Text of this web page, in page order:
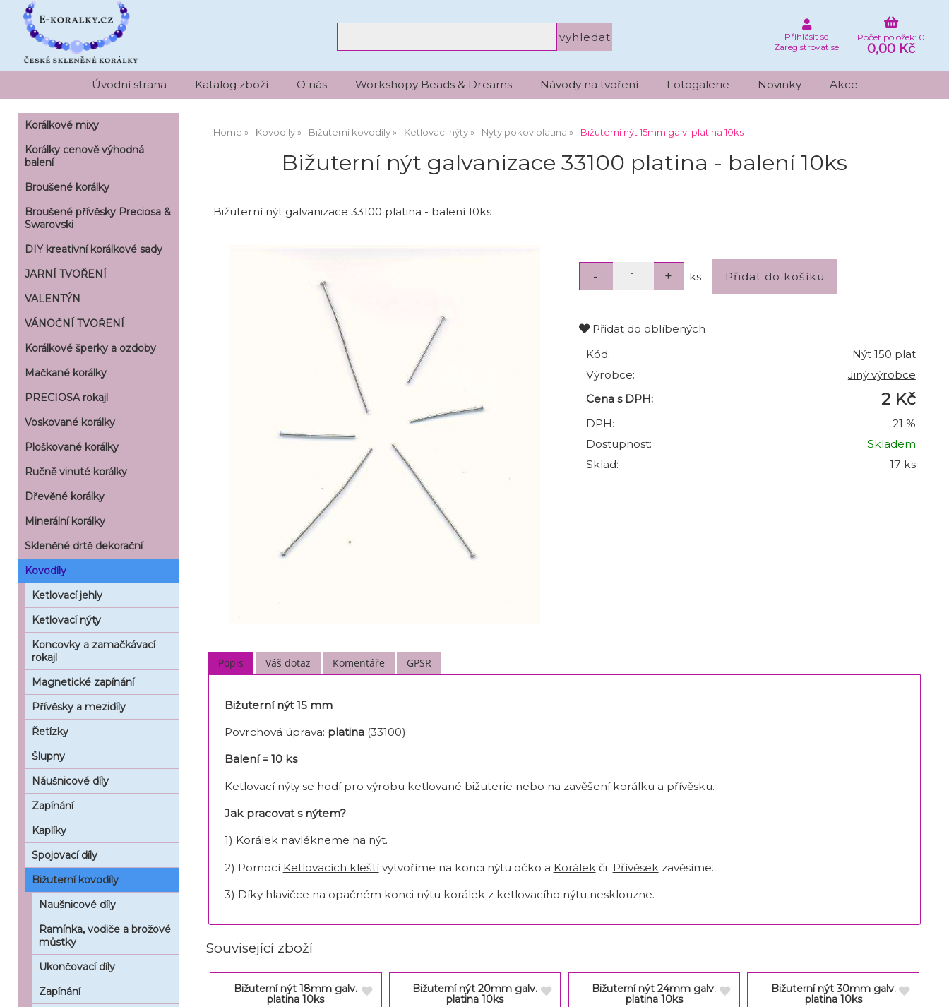
Počet položek: 0
0,00 Kč
Přihlásit se
Zaregistrovat se
Úvodní strana Katalog zboží O nás Workshopy Beads & Dreams Návody na tvoření Fotogalerie Novinky Akce
Home Kovodíly Bižuterní kovodíly Ketlovací nýty Nýty pokov platina Bižuterní nýt 15mm galv. platina 10ks
Bižuterní nýt galvanizace 33100 platina - balení 10ks
Bižuterní nýt galvanizace 33100 platina - balení 10ks
ks
Přidat do oblíbených
Kód:
Nýt 150 plat
Výrobce:
Jiný výrobce
Cena s DPH:
2 Kč
DPH:
21 %
Dostupnost:
Skladem
Sklad:
17 ks
Popis Váš dotaz Komentáře GPSR
Bižuterní nýt 15 mm
Povrchová úprava: platina(33100)
Balení = 10 ks
Ketlovací nýty se hodí pro výrobu ketlované bižuterie nebo na zavěšení korálku a přívěsku.
Jak pracovat s nýtem?
1) Korálek navlékneme na nýt.
2) Pomocí Ketlovacích kleštívytvoříme na konci nýtu očko a Korálek či Přívěsek zavěsíme.
3) Díky hlavičce na opačném konci nýtu korálek z ketlovacího nýtu nesklouzne.
Související zboží
Bižuterní nýt 18mm galv.
platina 10ks
Bižuterní nýt 20mm galv.
platina 10ks
Bižuterní nýt 24mm galv.
platina 10ks
Bižuterní nýt 30mm galv.
platina 10ks
Korálkové mixy
Korálky cenově výhodná
balení
Broušené korálky
Broušené přívěsky Preciosa &
Swarovski
DIY kreativní korálkové sady
JARNÍ TVOŘENÍ
VALENTÝN
VÁNOČNÍ TVOŘENÍ
Korálkové šperky a ozdoby
Mačkané korálky
PRECIOSA rokajl
Voskované korálky
Ploškované korálky
Ručně vinuté korálky
Dřevěné korálky
Minerální korálky
Skleněné drtě dekorační
Kovodíly
Ketlovací jehly
Ketlovací nýty
Koncovky a zamačkávací
rokajl
Magnetické zapínání
Přívěsky a mezidíly
Řetízky
Šlupny
Náušnicové díly
Zapínání
Kaplíky
Spojovací díly
Bižuterní kovodíly
Naušnicové díly
Ramínka, vodiče a brožové
můstky
Ukončovací díly
Zapínání